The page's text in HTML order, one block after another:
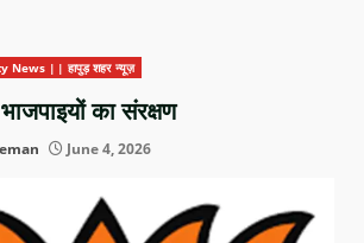
News || हापुड़ शहर न्यूज़
का संरक्षण
June 4, 2026